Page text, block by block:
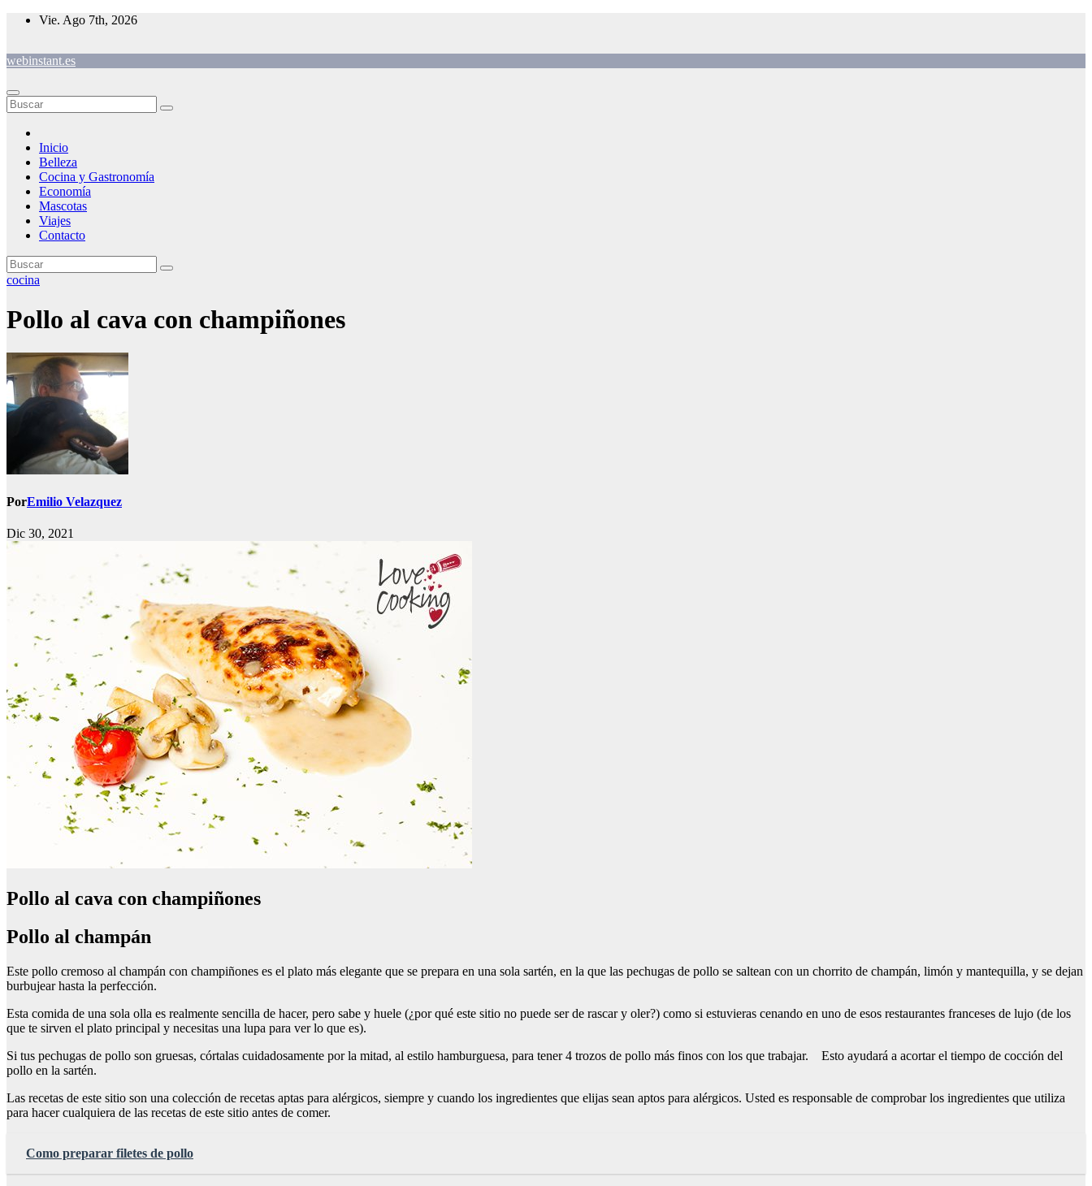
Saltar
Vie. Ago 7th, 2026
webinstant.es
Inicio
Belleza
Cocina y Gastronomía
Economía
Mascotas
Viajes
Contacto
cocina
Pollo al cava con champiñones
PorEmilio Velazquez
Dic 30, 2021
Pollo al cava con champiñones
Pollo al champán
Este pollo cremoso al champán con champiñones es el plato más elegante que se prepara en una sola sartén, en la que las pechugas de pollo se saltean con un chorrito de champán, limón y mantequilla, y se dejan
burbujear hasta la perfección.
Esta comida de una sola olla es realmente sencilla de hacer, pero sabe y huele (¿por qué este sitio no puede ser de rascar y oler?) como si estuvieras cenando en uno de esos restaurantes franceses de lujo (de los
que te sirven el plato principal y necesitas una lupa para ver lo que es).
Si tus pechugas de pollo son gruesas, córtalas cuidadosamente por la mitad, al estilo hamburguesa, para tener 4 trozos de pollo más finos con los que trabajar. Esto ayudará a acortar el tiempo de cocción del
pollo en la sartén.
Las recetas de este sitio son una colección de recetas aptas para alérgicos, siempre y cuando los ingredientes que elijas sean aptos para alérgicos. Usted es responsable de comprobar los ingredientes que utiliza
para hacer cualquiera de las recetas de este sitio antes de comer.
Como preparar filetes de pollo